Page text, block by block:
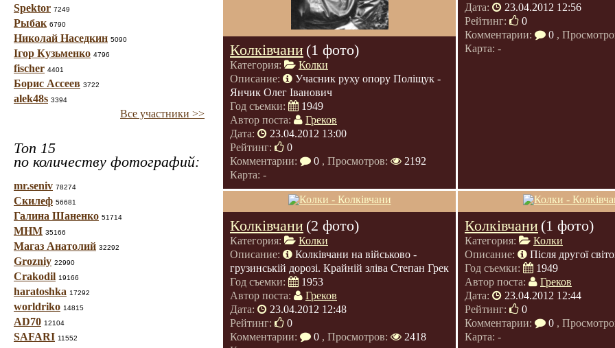
Spektor 7249
Рыбак 6790
Николай Наседкин 5090
Ігор Кузьменко 4796
fischer 4401
Борис Ассеев 3722
alek48s 3394
Все участники >>
Топ 15
по количеству фотографий:
mr.seniv 78274
Скилеф 56681
Галина Шаненко 51714
МНМ 35166
Магаз Анатолий 32292
Grozniy 22990
Crakodil 19166
haratoshka 17292
worldriko 14815
AD70 12104
SAFARI 11552
Колківчани (1 фото)
Категория:
Колки
Описание:
Учасник руху опору Поліщук -
Янчик Олег Іванович
Год съемки:
1949
Автор поста:
Греков
Дата:
23.04.2012 13:00
Рейтинг:
0
Комментарии:
0 , Просмотров:
2192
Карта: -
Дата:
23.04.2012 12:56
Рейтинг:
0
Комментарии:
0 ,
Карта: -
Колківчани (2 фото)
Категория:
Колки
Описание:
Колківчани на військово -
грузинській дорозі. Крайній зліва Степан Грек
Год съемки:
1953
Автор поста:
Греков
Дата:
23.04.2012 12:48
Рейтинг:
0
Комментарии:
0 , Просмотров:
2418
Колківчани (1 фото)
Категория:
Колки
Описание:
Після другої
Год съемки:
1949
Автор поста:
Греков
Дата:
23.04.2012 12:44
Рейтинг:
0
Комментарии:
0 ,
Карта: -